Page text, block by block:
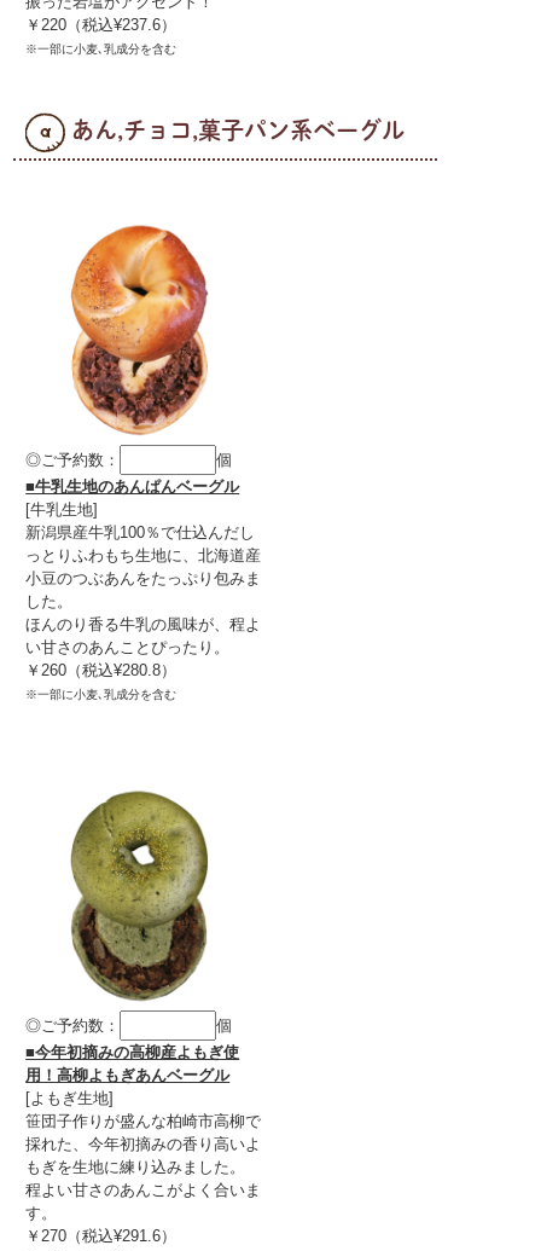
￥220（税込¥237.6）
※一部に小麦､乳成分を含む
あん,チョコ,菓子パン系ベーグル
◎ご予約数：
個
■牛乳生地のあんぱんベーグル
[牛乳生地]
新潟県産牛乳100％で仕込んだし
っとりふわもち生地に、北海道産
小豆のつぶあんをたっぷり包みま
した。
ほんのり香る牛乳の風味が、程よ
い甘さのあんことぴったり。
￥260（税込¥280.8）
※一部に小麦､乳成分を含む
◎ご予約数：
個
■今年初摘みの高柳産よもぎ使
用！高柳よもぎあんベーグル
[よもぎ生地]
笹団子作りが盛んな柏崎市高柳で
採れた、今年初摘みの香り高いよ
もぎを生地に練り込みました。
程よい甘さのあんこがよく合いま
す。
￥270（税込¥291.6）